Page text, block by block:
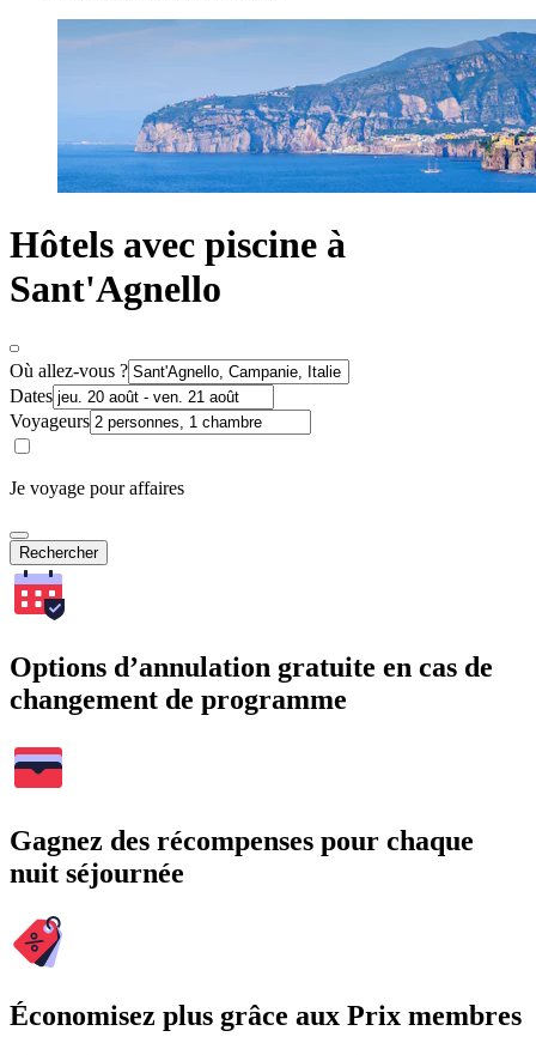
Hôtels avec piscine à
Sant'Agnello
Où allez-vous ?
Dates
Voyageurs
Je voyage pour affaires
Rechercher
Options d’annulation gratuite en cas de
changement de programme
Gagnez des récompenses pour chaque
nuit séjournée
Économisez plus grâce aux Prix membres